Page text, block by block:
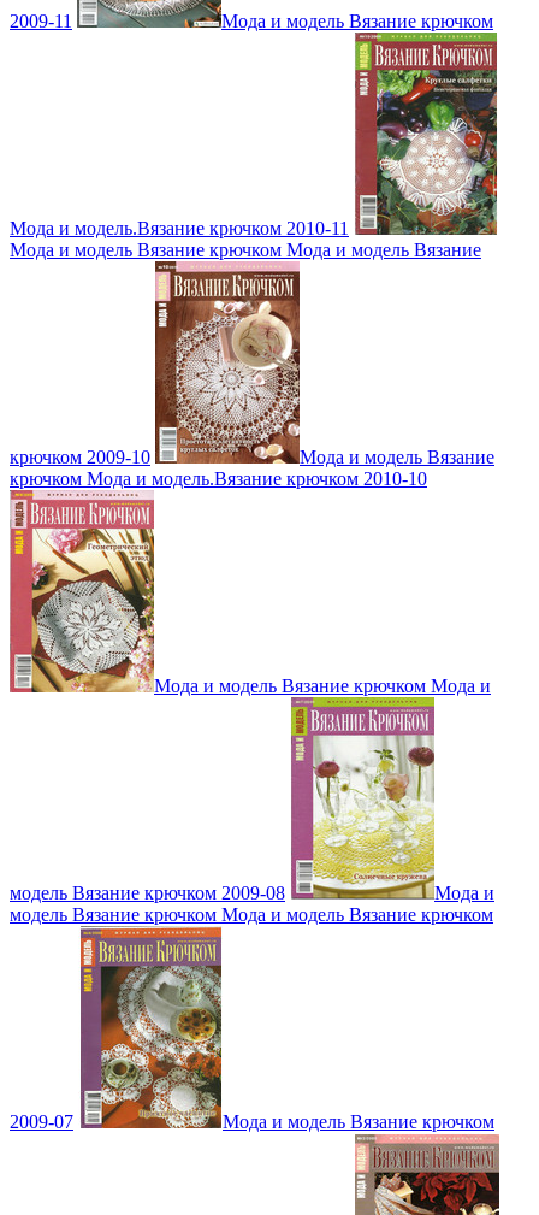
2009-11 Мода и модель Вязание крючком
Мода и модель.Вязание крючком 2010-11
Мода и модель Вязание крючком Мода и модель Вязание
крючком 2009-10
Мода и модель Вязание
крючком Мода и модель.Вязание крючком 2010-10
Мода и модель Вязание крючком Мода и
модель Вязание крючком 2009-08
Мода и
модель Вязание крючком Мода и модель Вязание крючком
2009-07 Мода и модель Вязание крючком